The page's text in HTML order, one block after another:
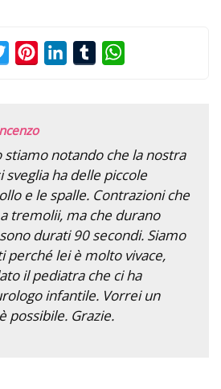
TwitterPinterestLinkedInTumblr
stiamo notando che la nostra
ha delle piccole
e le spalle. Contrazioni che
tremolii, ma che durano
durati 90 secondi. Siamo
perché lei è molto vivace,
il pediatra che ci ha
infantile. Vorrei un
possibile. Grazie.